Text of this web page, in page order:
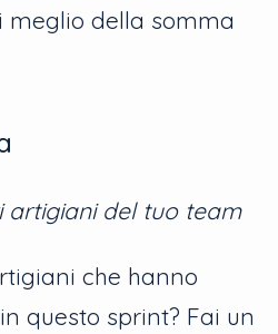
meglio della somma
artigiani del tuo team
che hanno
questo sprint? Fai un